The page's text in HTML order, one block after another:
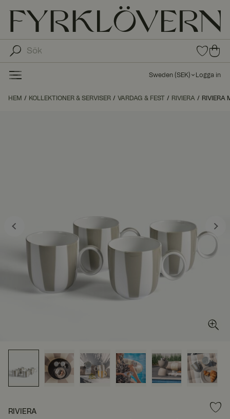
0
arti
i
ista
0
arti
kla
ku
Sweden (SEK) Logga in
HEM KOLLEKTIONER & SERVISER VARDAG & FEST RIVIERA RIVIERA
RIVIERA